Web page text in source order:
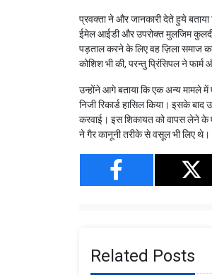
प्रवक्ता ने और जानकारी देते हुये
ईमेल आईडी और उपरोक्त मुलजिम
पड़ताल करने के लिए वह ज़िला समाज
कोशिश भी की, परन्तु प्रिंसिपल ने
उन्होंने आगे बताया कि एक अन्य मामले में
निजी रिकार्ड हासिल किया। इसके
करवाई। इस शिकायत को वापस लेने के
ने गैर कानूनी तरीके से वसूल भी लिए
Related Posts